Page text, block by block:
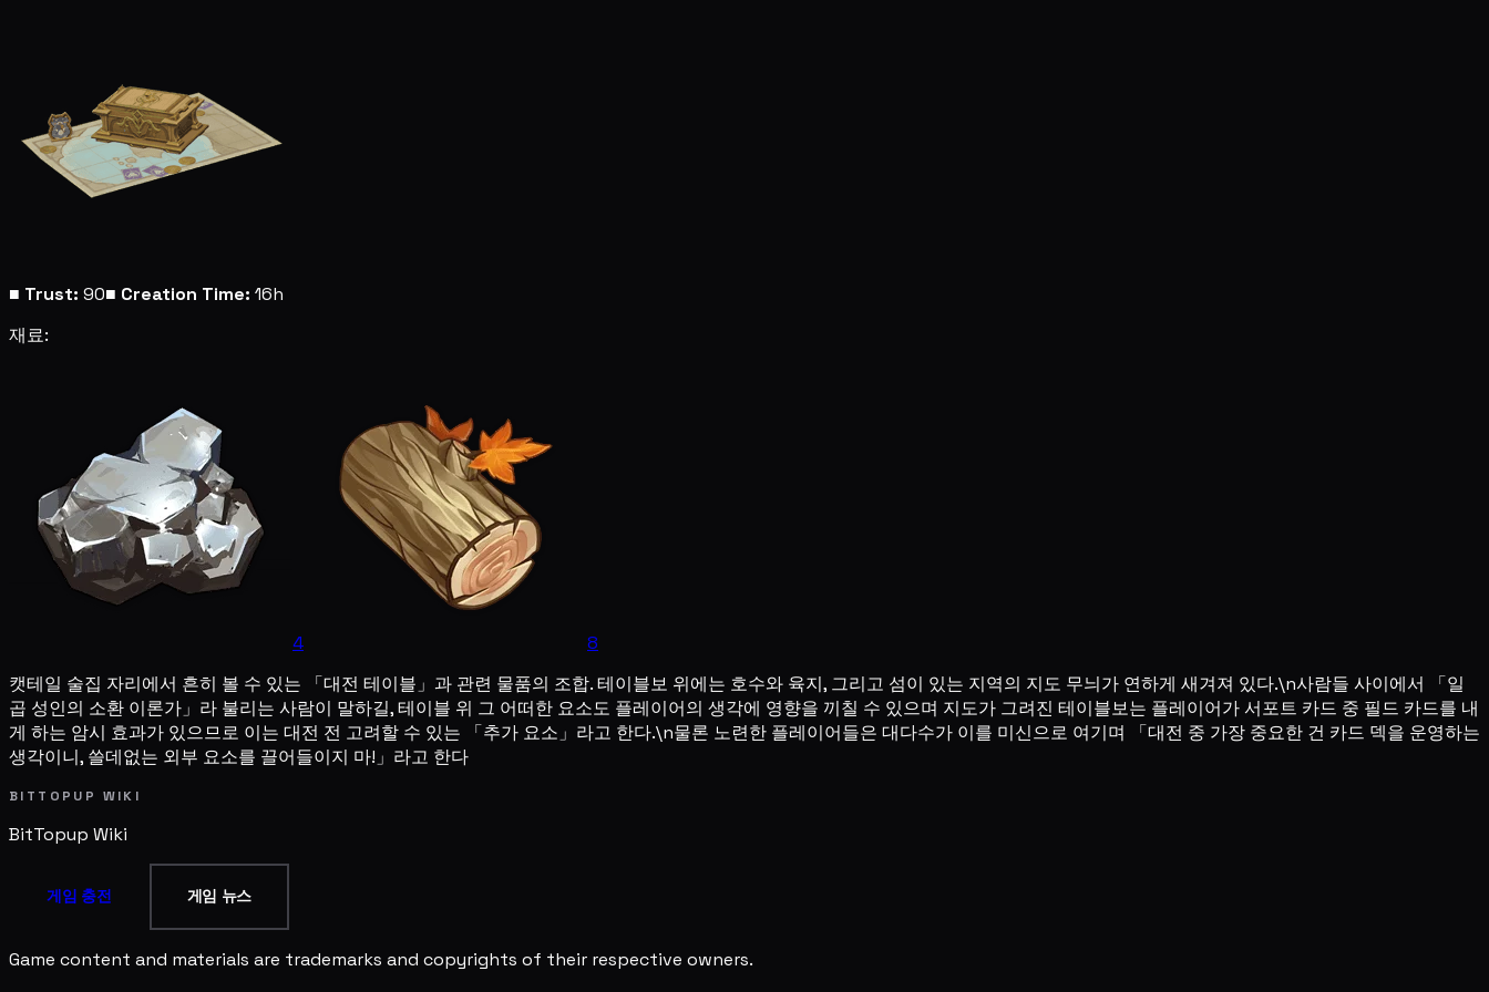
■ Trust: 90■ Creation Time: 16h
재료:
4
8
캣테일 술집 자리에서 흔히 볼 수 있는 「대전 테이블」과 관련 물품의 조합. 테이블보 위에는 호수와 육지, 그리고 섬이 있는 지역의 지도 무늬가 연하게 새겨져 있다.\n사람들 사이에서 「일
곱 성인의 소환 이론가」라 불리는 사람이 말하길, 테이블 위 그 어떠한 요소도 플레이어의 생각에 영향을 끼칠 수 있으며 지도가 그려진 테이블보는 플레이어가 서포트 카드 중 필드 카드를 내
게 하는 암시 효과가 있으므로 이는 대전 전 고려할 수 있는 「추가 요소」라고 한다.\n물론 노련한 플레이어들은 대다수가 이를 미신으로 여기며 「대전 중 가장 중요한 건 카드 덱을 운영하는
생각이니, 쓸데없는 외부 요소를 끌어들이지 마!」라고 한다
BITTOPUP WIKI
BitTopup Wiki
게임 충전 게임 뉴스
Game content and materials are trademarks and copyrights of their respective owners.